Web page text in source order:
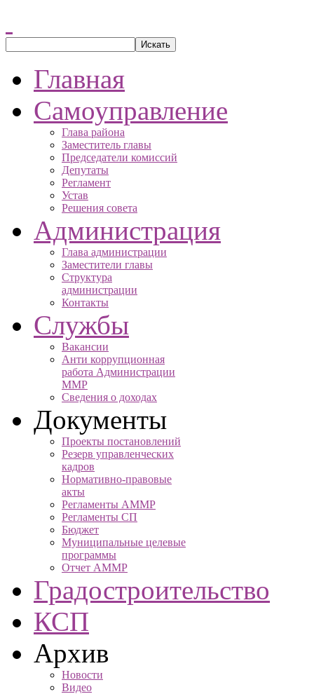
Главная
Самоуправление
Глава района
Заместитель главы
Председатели комиссий
Депутаты
Регламент
Устав
Решения совета
Администрация
Глава администрации
Заместители главы
Структура
администрации
Контакты
Службы
Вакансии
Анти коррупционная
работа Администрации
ММР
Сведения о доходах
Документы
Проекты постановлений
Резерв управленческих
кадров
Нормативно-правовые
акты
Регламенты АММР
Регламенты СП
Бюджет
Муниципальные целевые
программы
Отчет АММР
Градостроительство
КСП
Архив
Новости
Видео